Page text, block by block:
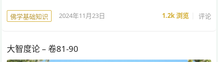
佛学基础知识 2024年11月23日 1.2k浏览 评论
大智度论 – 卷81-90